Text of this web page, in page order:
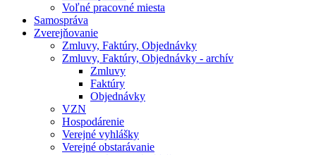
Voľné pracovné miesta
Samospráva
Zverejňovanie
Zmluvy, Faktúry, Objednávky
Zmluvy, Faktúry, Objednávky - archív
Zmluvy
Faktúry
Objednávky
VZN
Hospodárenie
Verejné vyhlášky
Verejné obstarávanie